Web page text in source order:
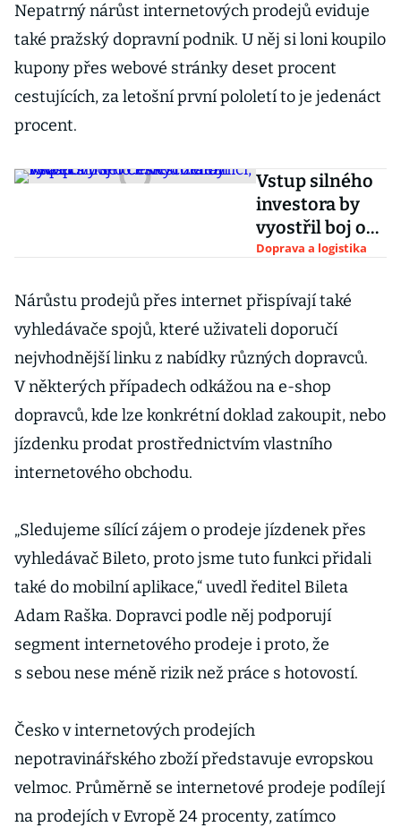
Nepatrný nárůst internetových prodejů eviduje
také pražský dopravní podnik. U něj si loni koupilo
kupony přes webové stránky deset procent
cestujících, za letošní první pololetí to je jedenáct
procent.
Vstup silného
investora by
vyostřil boj o
českou
nový šéf
Českých drah
Kupec
Doprava a logistika
Nárůstu prodejů přes internet přispívají také
vyhledávače spojů, které uživateli doporučí
nejvhodnější linku z nabídky různých dopravců.
V některých případech odkážou na e-shop
dopravců, kde lze konkrétní doklad zakoupit, nebo
jízdenku prodat prostřednictvím vlastního
internetového obchodu.
„Sledujeme sílící zájem o prodeje jízdenek přes
vyhledávač Bileto, proto jsme tuto funkci přidali
také do mobilní aplikace,“ uvedl ředitel Bileta
Adam Raška. Dopravci podle něj podporují
segment internetového prodeje i proto, že
s sebou nese méně rizik než práce s hotovostí.
Česko v internetových prodejích
nepotravinářského zboží představuje evropskou
velmoc. Průměrně se internetové prodeje podílejí
na prodejích v Evropě 24 procenty, zatímco